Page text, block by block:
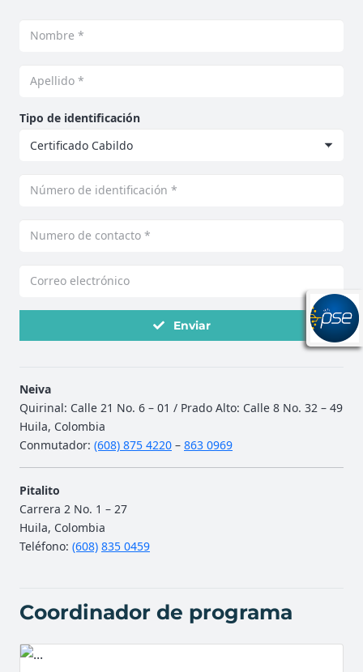
Tipo de identificación
Enviar
Neiva
Quirinal: Calle 21 No. 6 – 01 / Prado Alto: Calle 8 No. 32 – 49
Huila, Colombia
Conmutador: (608) 875 4220 – 863 0969
Pitalito
Carrera 2 No. 1 – 27
Huila, Colombia
Teléfono: (608) 835 0459
Coordinador de programa